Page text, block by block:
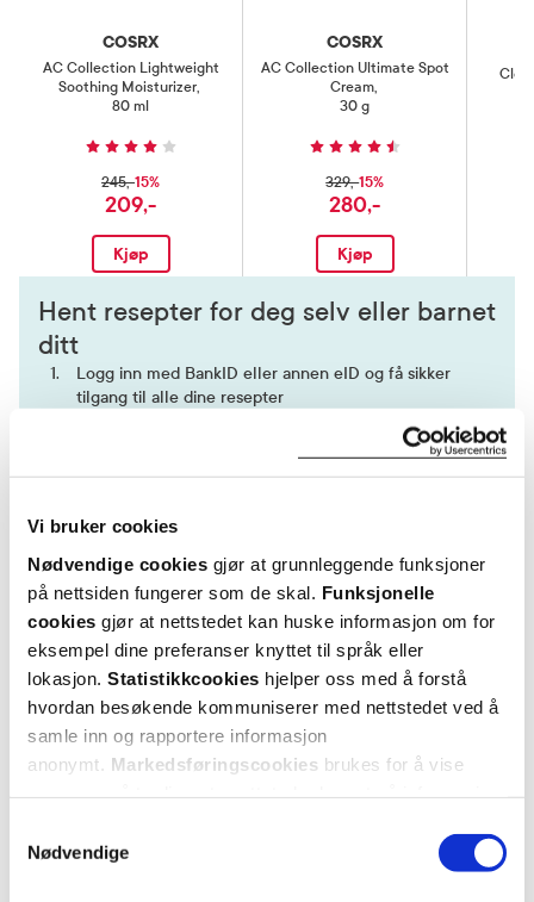
Vi bruker cookies
Nødvendige cookies gjør at grunnleggende funksjoner
på nettsiden fungerer som de skal. Funksjonelle
cookies gjør at nettstedet kan huske informasjon om for
eksempel dine preferanser knyttet til språk eller
lokasjon. Statistikkcookies hjelper oss med å forstå
hvordan besøkende kommuniserer med nettstedet ved å
samle inn og rapportere informasjon
anonymt. Markedsføringscookies brukes for å vise
Nødvendige
COSRX
AC Collection Lightweight
Soothing Moisturizer,
80 ml
245,-15%
209,-
Kjøp
COSRX
AC Collection Ultimate Spot
Cream,
30 g
329,-15%
280,-
Kjøp
Hent resepter for deg selv eller barnet
ditt
Logg inn med BankID eller annen eID og få sikker
tilgang til alle dine resepter
Velg hvilke resepter du vil hente ut og hvordan du vil
Mer om reseptvarer